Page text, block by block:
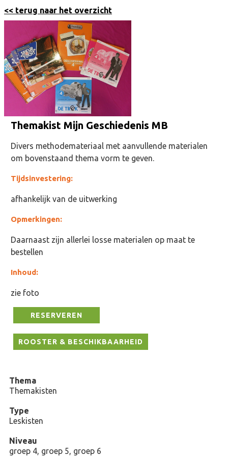
<< terug naar het overzicht
Themakist Mijn Geschiedenis MB
Divers methodemateriaal met aanvullende materialen
om bovenstaand thema vorm te geven.
Tijdsinvestering:
afhankelijk van de uitwerking
Opmerkingen:
Daarnaast zijn allerlei losse materialen op maat te
bestellen
Inhoud:
zie foto
RESERVEREN
ROOSTER & BESCHIKBAARHEID
Thema
Themakisten
Type
Leskisten
Niveau
groep 4, groep 5, groep 6